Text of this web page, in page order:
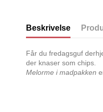
Beskrivelse
Får du fredagsguf
der knaser som chips.
Melorme i madpakken